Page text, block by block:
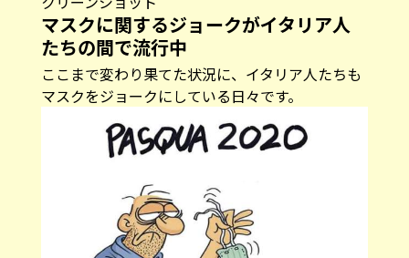
マスクに関するジョークがイタリア人
たちの間で流行中
ここまで変わり果てた状況に、イタリア人たちも
マスクをジョークにしている日々です。